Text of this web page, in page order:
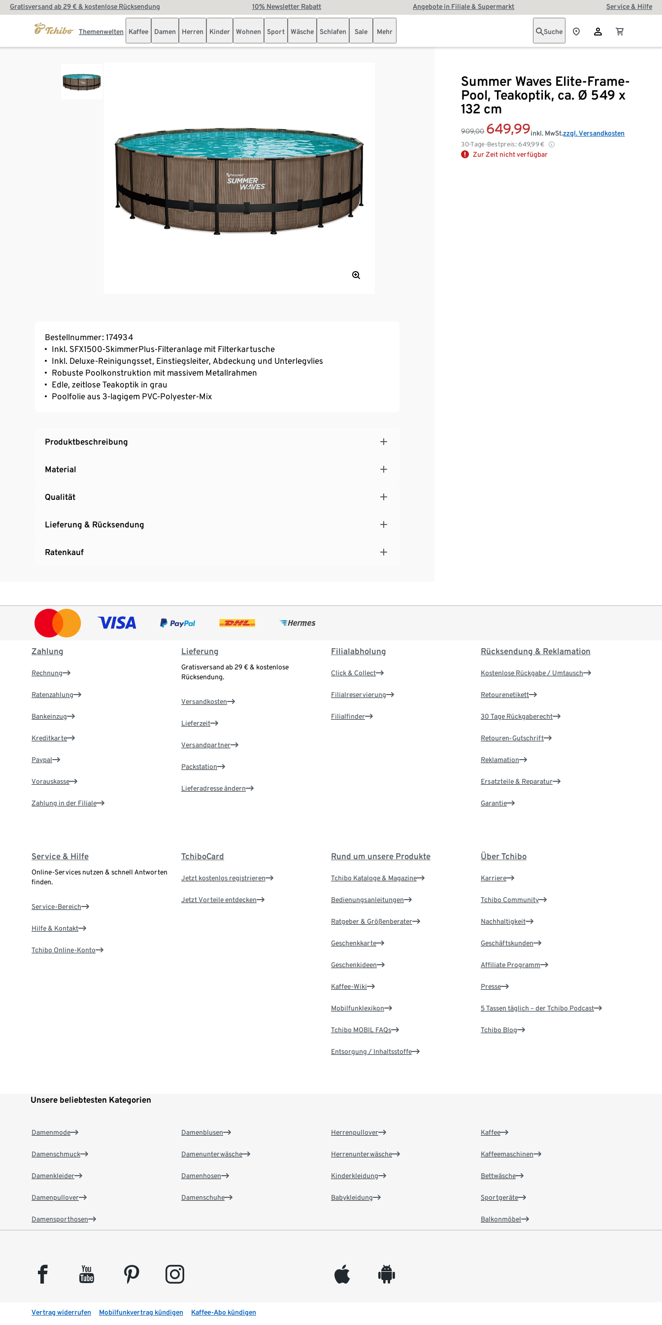
Gratisversand ab 29 € & kostenlose Rücksendung 10% Newsletter Rabatt Angebote in Filiale & Supermarkt Service & Hilfe
Themenwelten Kaffee Damen Herren Kinder Wohnen Sport Wäsche Schlafen Sale Mehr Suche
Summer Waves Elite-Frame-
Pool, Teakoptik, ca. Ø 549 x
132 cm
909,00 649,99
30-Tage-Bestpreis: 649,99€
inkl. MwSt.zzgl. Versandkosten
Zur Zeit nicht verfügbar
Bestellnummer: 174934
Inkl. SFX1500-SkimmerPlus-Filteranlage mit Filterkartusche
Inkl. Deluxe-Reinigungsset, Einstiegsleiter, Abdeckung und Unterlegvlies
Robuste Poolkonstruktion mit massivem Metallrahmen
Edle, zeitlose Teakoptik in grau
Poolfolie aus 3-lagigem PVC-Polyester-Mix
Produktbeschreibung
Material
Qualität
Lieferung & Rücksendung
Ratenkauf
Zahlung
Rechnung
Ratenzahlung
Bankeinzug
Kreditkarte
Paypal
Vorauskasse
Zahlung in der Filiale
Lieferung
Gratisversand ab 29 € & kostenlose
Rücksendung.
Versandkosten
Lieferzeit
Versandpartner
Packstation
Lieferadresse ändern
Filialabholung
Click & Collect
Filialreservierung
Filialfinder
Rücksendung & Reklamation
Kostenlose Rückgabe / Umtausch
Retourenetikett
30 Tage Rückgaberecht
Retouren-Gutschrift
Reklamation
Ersatzteile & Reparatur
Garantie
Service & Hilfe
Online-Services nutzen & schnell Antworten
finden.
Service-Bereich
Hilfe & Kontakt
Tchibo Online-Konto
TchiboCard
Jetzt kostenlos registrieren
Jetzt Vorteile entdecken
Rund um unsere Produkte
Tchibo Kataloge & Magazine
Bedienungsanleitungen
Ratgeber & Größenberater
Geschenkkarte
Geschenkideen
Kaffee-Wiki
Mobilfunklexikon
Tchibo MOBIL FAQs
Entsorgung / Inhaltsstoffe
Über Tchibo
Karriere
Tchibo Community
Nachhaltigkeit
Geschäftskunden
Affiliate Programm
Presse
5 Tassen täglich – der Tchibo Podcast
Tchibo Blog
Unsere beliebtesten Kategorien
Damenmode
Damenschmuck
Damenkleider
Damenpullover
Damensporthosen
Damenblusen
Damenunterwäsche
Damenhosen
Damenschuhe
Herrenpullover
Herrenunterwäsche
Kinderkleidung
Babykleidung
Kaffee
Kaffeemaschinen
Bettwäsche
Sportgeräte
Balkonmöbel
facebook youtube pinterest instagram appleinc android
Vertrag widerrufen Mobilfunkvertrag kündigen Kaffee-Abo kündigen